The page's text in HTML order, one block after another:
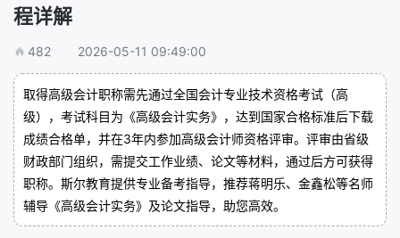
程详解
482 2026-05-11 09:49:00
取得高级会计职称需先通过全国会计专业技术资格考试（高
级），考试科目为《高级会计实务》，达到国家合格标准后下载
成绩合格单，并在3年内参加高级会计师资格评审。评审由省级
财政部门组织，需提交工作业绩、论文等材料，通过后方可获得
职称。斯尔教育提供专业备考指导，推荐蒋明乐、金鑫松等名师
辅导《高级会计实务》及论文指导，助您高效。